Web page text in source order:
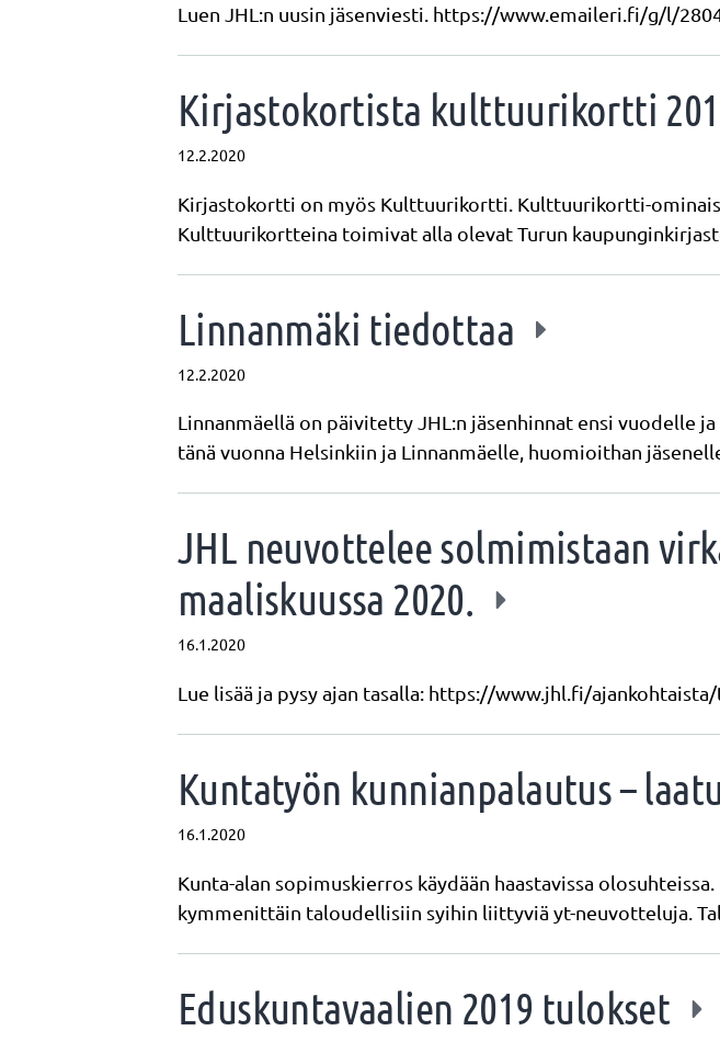
Luen JHL:n uusin jäsenviesti. https://www.emaileri.fi/g/l/
Kirjastokortista kulttuurikortti
12.2.2020
Kirjastokortti on myös Kulttuurikortti. Kulttuurikortti-
Kulttuurikortteina toimivat alla olevat Turun
Linnanmäki tiedottaa
12.2.2020
Linnanmäellä on päivitetty JHL:n jäsenhinnat ensi vuodelle
tänä vuonna Helsinkiin ja Linnanmäelle, huomioithan
JHL neuvottelee solmimistaan
maaliskuussa 2020.
16.1.2020
Lue lisää ja pysy ajan tasalla: https://www.jhl.fi/
Kuntatyön kunnianpalautus –
16.1.2020
Kunta-alan sopimuskierros käydään haastavissa
kymmenittäin taloudellisiin syihin liittyviä yt-neuvotteluja.
Eduskuntavaalien 2019 tulokset